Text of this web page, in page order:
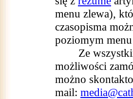
menu zlewa),
czasopisma
poziomym
Ze
możliwości
możno
mail: